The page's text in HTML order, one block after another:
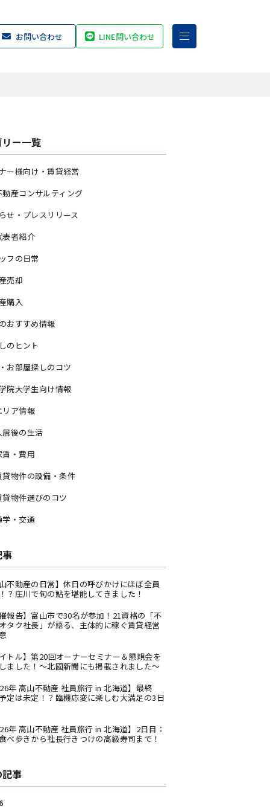
お問い合わせ LINE問い合わせ
ー一覧
ー様向け・賃貸経営
動産コンサルティング
せ・プレスリリース
表者紹介
フの日常
売却
購入
おすすめ情報
のヒント
お部屋探しのコツ
院大学生向け情報
リア情報
居後の生活
賃・費用
貸物件の設備・条件
貸物件選びのコツ
学・交通
事
山不動産の日常】休日の呼びかけにほぼ全員
？庄川で旬の鮎を堪能してきました！
催報告】富山市で30名が参加！21資格の「不
タク社長」が語る、主体的に稼ぐ賃貸経営
イトル】第20回オーナーセミナー＆懇親会を
ました！〜北國新聞にも掲載されました〜
年 高山不動産 社員旅行 in 北海道】最終
定は未定！？臨機応変に楽しむ大満足の3日
年 高山不動産 社員旅行 in 北海道】2日目：
べ歩きから社長行きつけの高級寿司まで！
事